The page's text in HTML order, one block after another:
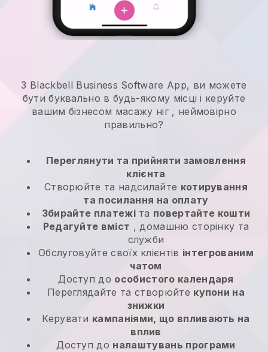
З Blackbell Business Software App, ви можете
бути буквально в будь-якому місці і керуйте
вашим бізнесом масажу ніг, неймовірно
правильно?
Переглянути та прийняти замовлення
клієнта
Створюйте та надсилайте котирування
та посилання на оплату
Збирайте платежіта повертайте кошти
Редагуйте вміст , домашню сторінку та
служби
Обслуговуйте своїх клієнтів інтегрованим
чатом
Доступ до особистого календаря
Переглядайте та створюйте купони на
знижки
Керувати кампаніями, що впливають на
вплив
Доступ до налаштувань програми